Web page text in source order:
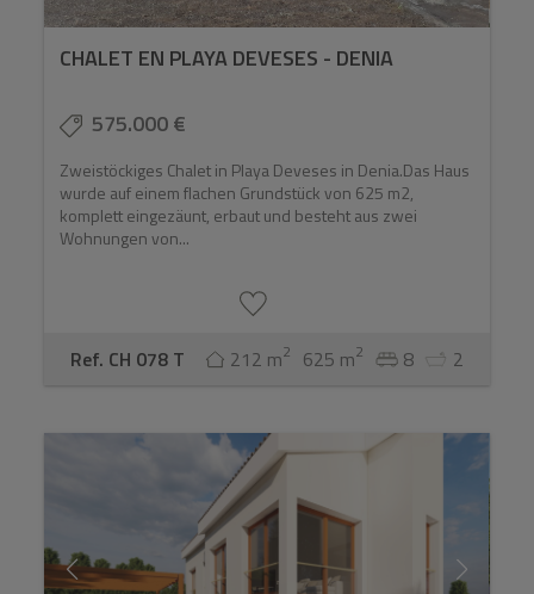
CHALET EN PLAYA DEVESES - DENIA
575.000 €
Zweistöckiges Chalet in Playa Deveses in Denia.Das Haus
wurde auf einem flachen Grundstück von 625 m2,
komplett eingezäunt, erbaut und besteht aus zwei
Wohnungen von...
Ref. CH 078 T 212 m2 625 m2 8 2